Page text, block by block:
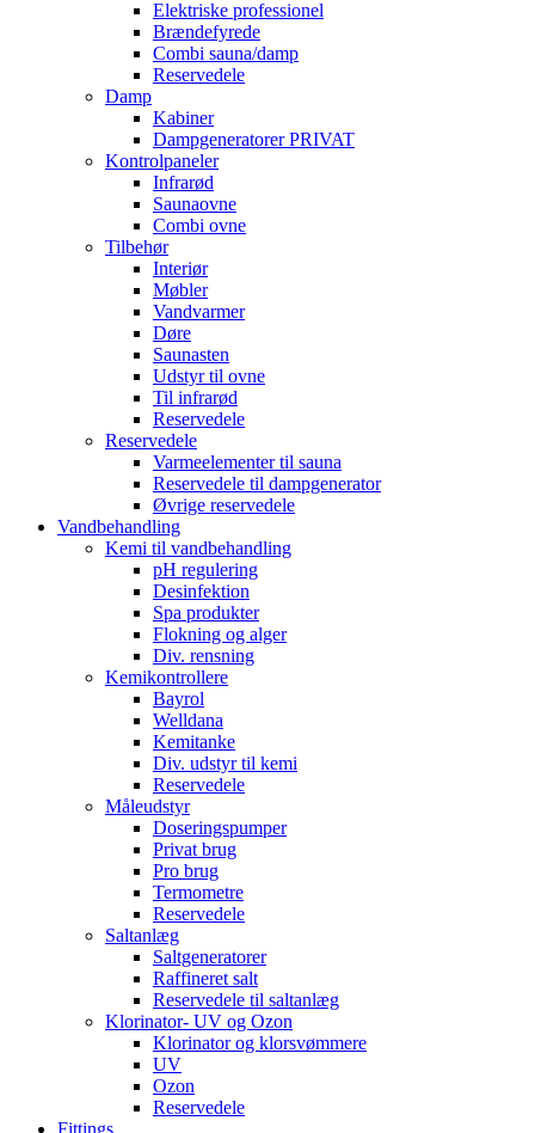
Elektriske professionel
Brændefyrede
Combi sauna/damp
Reservedele
Damp
Kabiner
Dampgeneratorer PRIVAT
Kontrolpaneler
Infrarød
Saunaovne
Combi ovne
Tilbehør
Interiør
Møbler
Vandvarmer
Døre
Saunasten
Udstyr til ovne
Til infrarød
Reservedele
Reservedele
Varmeelementer til sauna
Reservedele til dampgenerator
Øvrige reservedele
Vandbehandling
Kemi til vandbehandling
pH regulering
Desinfektion
Spa produkter
Flokning og alger
Div. rensning
Kemikontrollere
Bayrol
Welldana
Kemitanke
Div. udstyr til kemi
Reservedele
Måleudstyr
Doseringspumper
Privat brug
Pro brug
Termometre
Reservedele
Saltanlæg
Saltgeneratorer
Raffineret salt
Reservedele til saltanlæg
Klorinator- UV og Ozon
Klorinator og klorsvømmere
UV
Ozon
Reservedele
Fittings